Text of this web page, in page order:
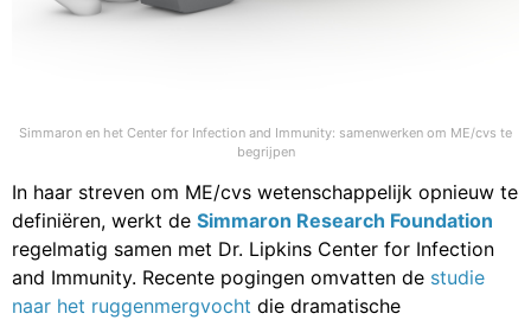
Simmaron en het Center for Infection and Immunity: samenwerken om ME/cvs te
begrijpen
In haar streven om ME/cvs wetenschappelijk opnieuw te
definiëren, werkt de Simmaron Research Foundation
regelmatig samen met Dr. Lipkins Center for Infection
and Immunity. Recente pogingen omvatten de studie
naar het ruggenmergvocht die dramatische